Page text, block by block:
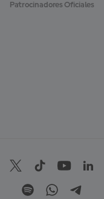
Patrocinadores Oficiales